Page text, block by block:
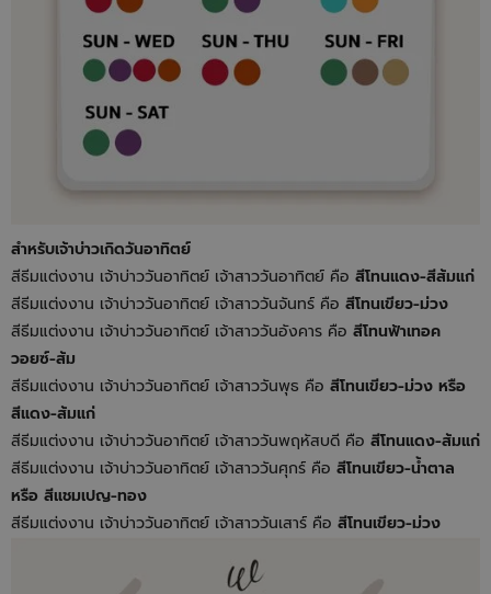
สำหรับเจ้าบ่าวเกิดวันอาทิตย์
สีธีมแต่งงาน เจ้าบ่าววันอาทิตย์ เจ้าสาววันอาทิตย์ คือ สีโทนแดง-สีส้มแก่
สีธีมแต่งงาน เจ้าบ่าววันอาทิตย์ เจ้าสาววันจันทร์ คือ สีโทนเขียว-ม่วง
สีธีมแต่งงาน เจ้าบ่าววันอาทิตย์ เจ้าสาววันอังคาร คือ สีโทนฟ้าเทอค
วอยซ์-ส้ม
สีธีมแต่งงาน เจ้าบ่าววันอาทิตย์ เจ้าสาววันพุธ คือ สีโทนเขียว-ม่วง หรือ
สีแดง-ส้มแก่
สีธีมแต่งงาน เจ้าบ่าววันอาทิตย์ เจ้าสาววันพฤหัสบดี คือ สีโทนแดง-ส้มแก่
สีธีมแต่งงาน เจ้าบ่าววันอาทิตย์ เจ้าสาววันศุกร์ คือ สีโทนเขียว-น้ำตาล
หรือ สีแชมเปญ-ทอง
สีธีมแต่งงาน เจ้าบ่าววันอาทิตย์ เจ้าสาววันเสาร์ คือ สีโทนเขียว-ม่วง